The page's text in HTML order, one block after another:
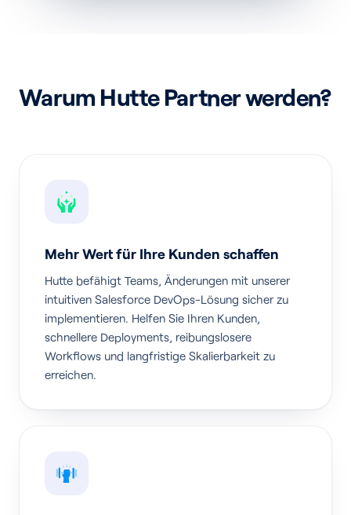
Warum Hutte Partner werden?
Mehr Wert für Ihre Kunden schaffen
Hutte befähigt Teams, Änderungen mit unserer
intuitiven Salesforce DevOps-Lösung sicher zu
implementieren. Helfen Sie Ihren Kunden,
schnellere Deployments, reibungslosere
Workflows und langfristige Skalierbarkeit zu
erreichen.